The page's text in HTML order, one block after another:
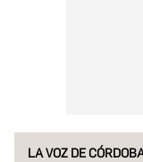
LA VOZ DE